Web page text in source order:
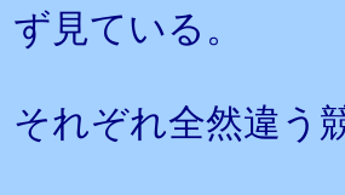
ず見ている。
それぞれ全然違う